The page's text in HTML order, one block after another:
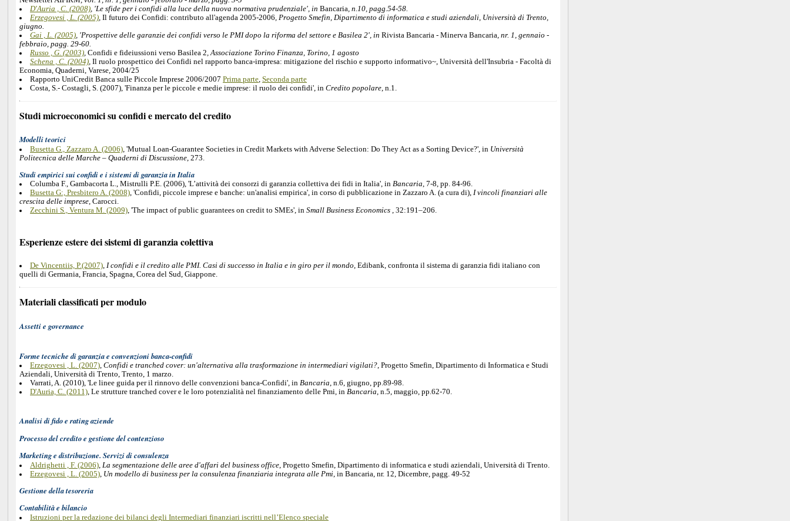
D'Auria , C. (2008), 'Le sfide per i confidi alla luce della nuova normativa prudenziale', inBancaria, n.10, pagg.54-58.
Erzegovesi , L. (2005),Il futuro dei Confidi: contributo all'agenda 2005-2006, Progetto Smefin, Dipartimento di informatica e studi aziendali, Università di Trento,
giugno.
Gai , L. (2005), 'Prospettive delle garanzie dei confidi verso le PMI dopo la riforma del settore e Basilea 2', inRivista Bancaria - Minerva Bancaria, nr. 1, gennaio -
febbraio, pagg. 29-60.
Russo , G. (2003),Confidi e fideiussioni verso Basilea 2, Associazione Torino Finanza, Torino, 1 agosto
Schena , C. (2004),Il ruolo prospettico dei Confidi nel rapporto banca-impresa: mitigazione del rischio e supporto informativo~, Università dell'Insubria - Facoltà di
Economia, Quaderni, Varese, 2004/25
Rapporto UniCredit Banca sulle Piccole Imprese 2006/2007Prima parte,Seconda parte
Costa, S.- Costagli, S. (2007), 'Finanza per le piccole e medie imprese: il ruolo dei confidi', inCredito popolare, n.1.
Studi microeconomici su confidi e mercato del credito
Modelli teorici
Busetta G., Zazzaro A. (2006), 'Mutual Loan-Guarantee Societies in Credit Markets with Adverse Selection: Do They Act as a Sorting Device?', in Università
Politecnica delle Marche – Quaderni di Discussione, 273.
Studi empirici sui confidi e i sistemi di garanzia in Italia
Columba F., Gambacorta L., Mistrulli P.E. (2006), 'L’attività dei consorzi di garanzia collettiva dei fidi in Italia', inBancaria, 7-8, pp. 84-96.
Busetta G:, Presbitero A. (2008), 'Confidi, piccole imprese e banche: un'analisi empirica', in corso di pubblicazione in Zazzaro A. (a cura di),I vincoli finanziari alle
crescita delle imprese, Carocci.
Zecchini S., Ventura M. (2009), 'The impact of public guarantees on credit to SMEs', inSmall Business Economics, 32:191–206.
Esperienze estere dei sistemi di garanzia colettiva
De Vincentiis, P.(2007),I confidi e il credito alle PMI. Casi di successo in Italia e in giro per il mondo, Edibank, confronta il sistema di garanzia fidi italiano con
quelli di Germania, Francia, Spagna, Corea del Sud, Giappone.
Materiali classificati per modulo
Assetti e governance
Forme tecniche di garanzia e convenzioni banca-confidi
Erzegovesi , L. (2007),Confidi e tranched cover: un'alternativa alla trasformazione in intermediari vigilati?, Progetto Smefin, Dipartimento di Informatica e Studi
Aziendali, Università di Trento, Trento, 1 marzo.
Varrati, A. (2010), 'Le linee guida per il rinnovo delle convenzioni banca-Confidi', inBancaria, n.6, giugno, pp.89-98.
D'Auria, C. (2011), Le strutture tranched cover e le loro potenzialità nel finanziamento delle Pmi, inBancaria, n.5, maggio, pp.62-70.
Analisi di fido e rating aziende
Processo del credito e gestione del contenzioso
Marketing e distribuzione. Servizi di consulenza
Aldrighetti , F. (2006),La segmentazione delle aree d'affari del business office, Progetto Smefin, Dipartimento di informatica e studi aziendali, Università di Trento.
Erzegovesi , L. (2005), Un modello di business per la consulenza finanziaria integrata alle Pmi, in Bancaria, nr. 12, Dicembre, pagg. 49-52
Gestione della tesoreria
Contabilità e bilancio
Istruzioni per la redazione dei bilanci degli Intermediari finanziari iscritti nell’Elenco speciale